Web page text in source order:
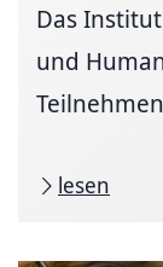
Das
und
lesen